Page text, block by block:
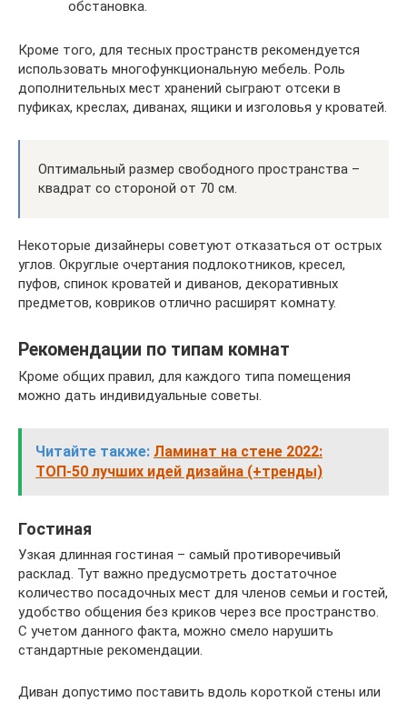
обстановка.
Кроме того, для тесных пространств рекомендуется
использовать многофункциональную мебель. Роль
дополнительных мест хранений сыграют отсеки в
пуфиках, креслах, диванах, ящики и изголовья у кроватей.
Оптимальный размер свободного пространства –
квадрат со стороной от 70 см.
Некоторые дизайнеры советуют отказаться от острых
углов. Округлые очертания подлокотников, кресел,
пуфов, спинок кроватей и диванов, декоративных
предметов, ковриков отлично расширят комнату.
Рекомендации по типам комнат
Кроме общих правил, для каждого типа помещения
можно дать индивидуальные советы.
Читайте также: Ламинат на стене 2022:
ТОП-50 лучших идей дизайна (+тренды)
Гостиная
Узкая длинная гостиная – самый противоречивый
расклад. Тут важно предусмотреть достаточное
количество посадочных мест для членов семьи и гостей,
удобство общения без криков через все пространство.
С учетом данного факта, можно смело нарушить
стандартные рекомендации.
Диван допустимо поставить вдоль короткой стены или